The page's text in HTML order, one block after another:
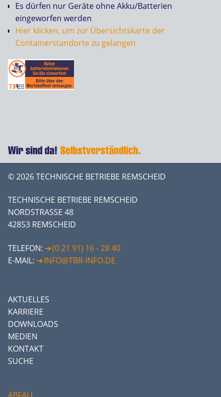
Es dürfen nur Geräte ohne Akku/Batterien
eingeworfen werden
Hier klicken, um zur Übersichtskarte der
Containerstandorte zu gelangen
© 2026 TECHNISCHE BETRIEBE REMSCHEID
TECHNISCHE BETRIEBE REMSCHEID
NORDSTRASSE 48
42853 REMSCHEID
TELEFON:
(0 21 91) 16 - 28 40
E-MAIL:
INFO@TBR-INFO.DE
AKTUELLES
KARRIERE
DOWNLOADS
MEDIEN
KONTAKT
SUCHE